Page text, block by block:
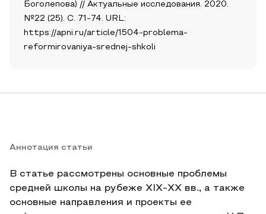
Боголепова) // Актуальные исследования. 2020.
№22 (25). С. 71-74. URL:
https://apni.ru/article/1504-problema-
reformirovaniya-srednej-shkoli
Аннотация статьи
В статье рассмотрены основные проблемы
средней школы на рубеже XIX-XX вв., а также
основные направления и проекты ее